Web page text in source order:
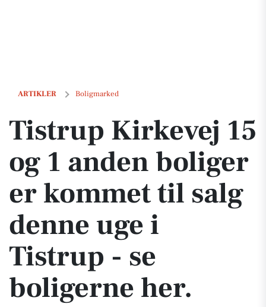
ARTIKLER Boligmarked
Tistrup Kirkevej 15 og 1 anden boliger er kommet til salg denne uge
Tistrup Kirkevej 15
og 1 anden boliger
er kommet til salg
denne uge i
Tistrup - se
boligerne her.